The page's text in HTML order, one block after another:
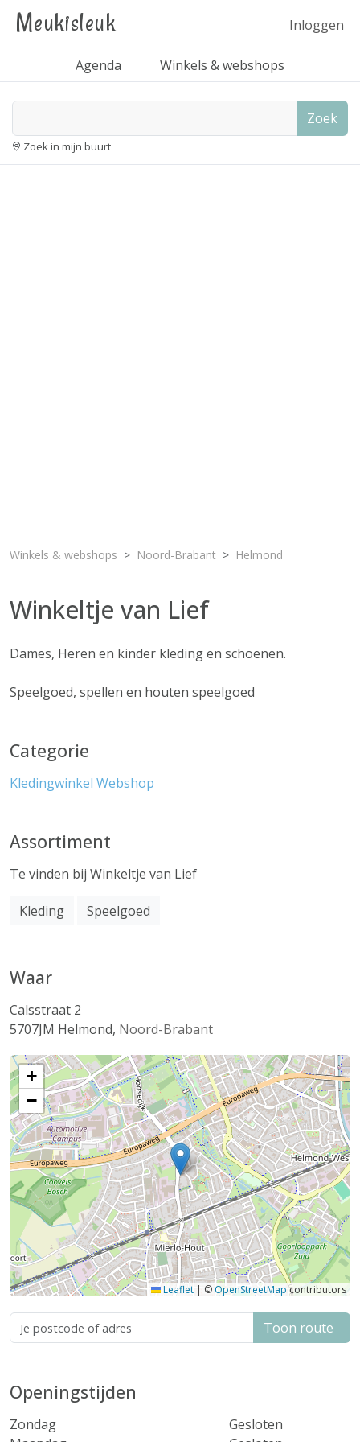
Meukisleuk Inloggen
Agenda Winkels & webshops
Zoek
Zoek in mijn buurt
Winkels & webshops Noord-Brabant Helmond
Winkeltje van Lief
Dames, Heren en kinder kleding en schoenen.
Speelgoed, spellen en houten speelgoed
Categorie
Kledingwinkel Webshop
Assortiment
Te vinden bij Winkeltje van Lief
Kleding Speelgoed
Waar
Calsstraat 2
5707JM Helmond, Noord-Brabant
+
−
Leaflet | ©OpenStreetMapcontributors
Toon route
Openingstijden
Zondag
Gesloten